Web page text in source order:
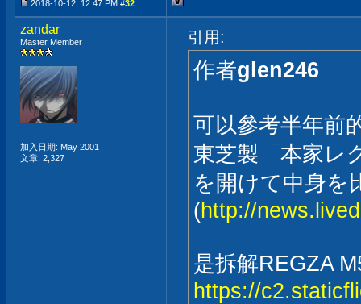
2018-10-12, 12:47 PM #32
zandar
Master Member
加入日期: May 2001
文章: 2,327
引用:
作者glen246
可以參考半年前
東芝製「本家レ
を開けて中身を
(http://
是拆解REGZA
https://